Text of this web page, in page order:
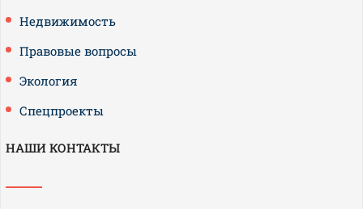
Недвижимость
Правовые вопросы
Экология
Спецпроекты
НАШИ КОНТАКТЫ